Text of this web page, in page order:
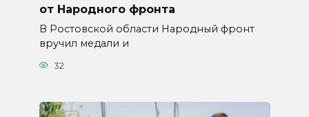
от Народного фронта
В Ростовской области Народный фронт
вручил медали и
32